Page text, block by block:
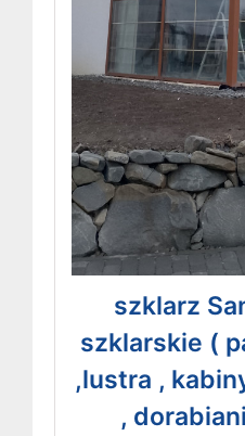
szklarz
szklarskie (
,lustra ,
,